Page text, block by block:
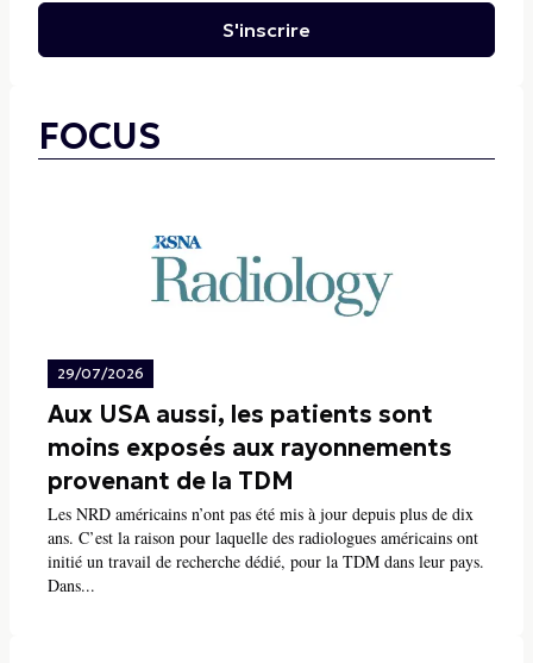
S'inscrire
FOCUS
29/07/2026
Aux USA aussi, les patients sont
moins exposés aux rayonnements
provenant de la TDM
Les NRD américains n’ont pas été mis à jour depuis plus de dix
ans. C’est la raison pour laquelle des radiologues américains ont
initié un travail de recherche dédié, pour la TDM dans leur pays.
Dans...